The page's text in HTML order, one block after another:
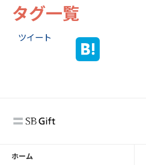
タグ一覧
ツイート
ホーム